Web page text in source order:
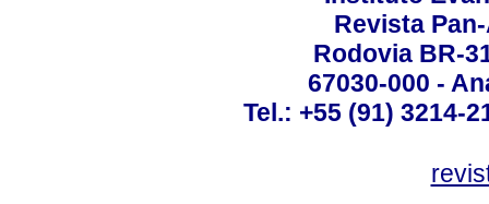
Revista
Rodovia BR-
67030-000 -
Tel.: +55 (91) 3214-